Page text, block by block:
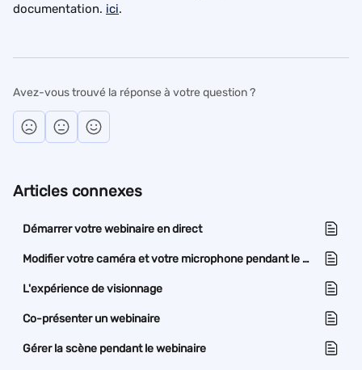
documentation. ici.
Avez-vous trouvé la réponse à votre question ?
Articles connexes
Démarrer votre webinaire en direct
Modifier votre caméra et votre microphone pendant le webinaire
L'expérience de visionnage
Co-présenter un webinaire
Gérer la scène pendant le webinaire